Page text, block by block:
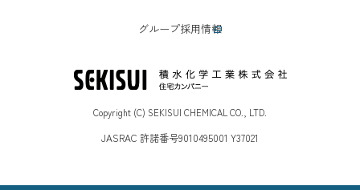
グループ採用情報
Copyright (C) SEKISUI CHEMICAL CO., LTD.
JASRAC 許諾番号9010495001 Y37021